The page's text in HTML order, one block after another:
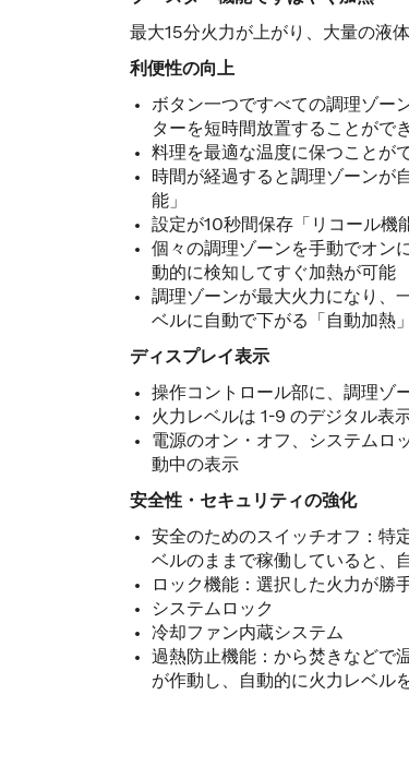
最大15分火力が上がり、大量の液
利便性の向上
ボタン一つですべての調理ゾー
ターを短時間放置することがで
料理を最適な温度に保つことが
時間が経過すると調理ゾーンが
能」
設定が10秒間保存「リコール機
個々の調理ゾーンを手動でオン
動的に検知してすぐ加熱が可能
調理ゾーンが最大火力になり、
ベルに自動で下がる「自動加熱」
ディスプレイ表示
操作コントロール部に、調理ゾ
火力レベルは 1-9 のデジタル表
電源のオン・オフ、システムロ
動中の表示
安全性・セキュリティの強化
安全のためのスイッチオフ：特
ベルのままで稼働していると、
ロック機能：選択した火力が勝
システムロック
冷却ファン内蔵システム
過熱防止機能：から焚きなどで
が作動し、自動的に火力レベル